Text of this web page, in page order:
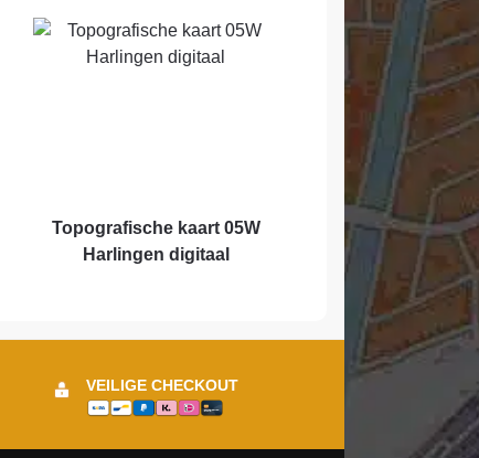
Topografische kaart 05W
Harlingen digitaal
VEILIGE CHECKOUT